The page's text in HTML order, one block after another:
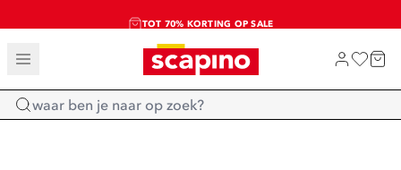
SALE: LAATSTE KANS!
SHOP NIEUW
Home